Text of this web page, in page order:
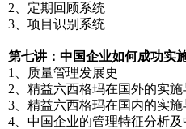
2、定期回顾系统
3、项目识别系统
第七讲：中国企业如何成功实
1、质量管理发展史
2、精益六西格玛在国外的实
3、精益六西格玛在国内的实
4、中国企业的管理特征分析